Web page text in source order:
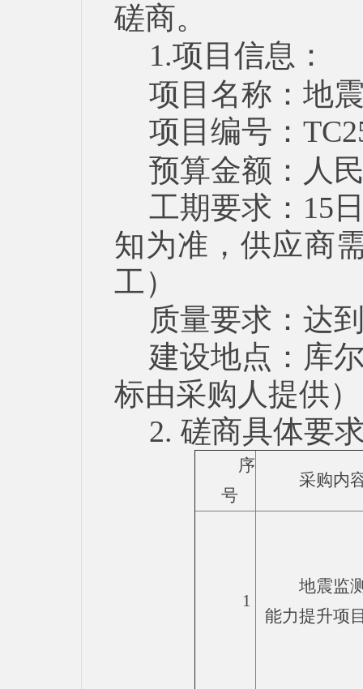
磋商。
1.项目信息：
项目名称：地
项目编号：
预算金额：人
工期要求：15
知为准，供应商
工）
质量要求：达
建设地点：库
标由采购人提供
2. 磋商具体要
序
号
采购内
1
地震监
能力提升项